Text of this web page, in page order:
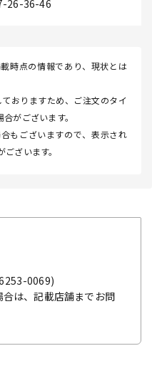
26-36-46
時点の情報であり、現状とは
おりますため、ご注文のタイ
がございます。
もございますので、表示され
ざいます。
0069)
は、記載店舗までお問